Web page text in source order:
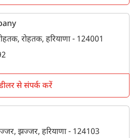
रोहतक, हरियाणा - 124001
से संपर्क करें
झज्जर, हरियाणा - 124103